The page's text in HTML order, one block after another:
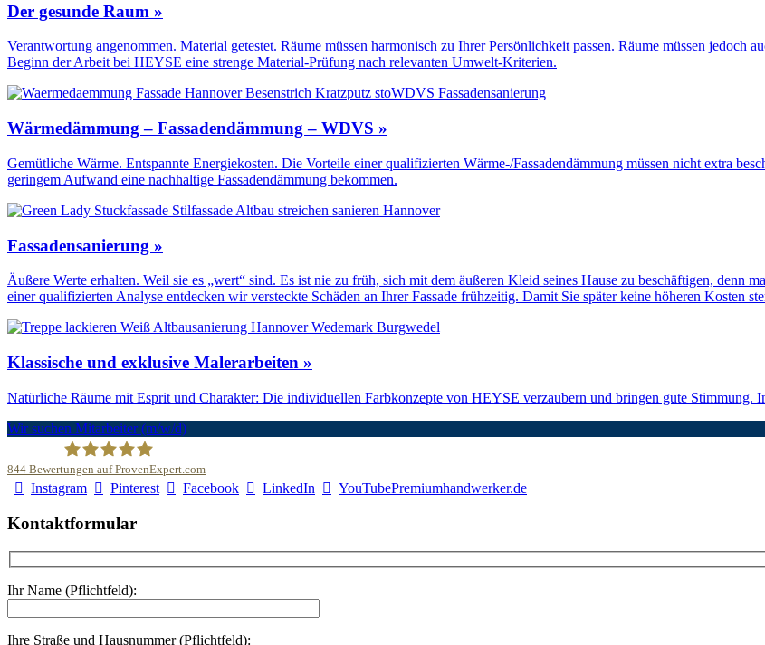
Der gesunde Raum »
Verantwortung angenommen. Material getestet. Räume müssen harmonisch zu Ihrer Persönlichkeit passen. Räume müssen
Beginn der Arbeit bei HEYSE eine strenge Material-Prüfung nach relevanten Umwelt-Kriterien.
Wärmedämmung – Fassadendämmung – WDVS »
Gemütliche Wärme. Entspannte Energiekosten. Die Vorteile einer qualifizierten Wärme-/Fassadendämmung müssen nicht extra
geringem Aufwand eine nachhaltige Fassadendämmung bekommen.
Fassadensanierung »
Äußere Werte erhalten. Weil sie es „wert“ sind. Es ist nie zu früh, sich mit dem äußeren Kleid seines Hause zu beschäftigen, denn
einer qualifizierten Analyse entdecken wir versteckte Schäden an Ihrer Fassade frühzeitig. Damit Sie später keine höheren Kosten
Klassische und exklusive Malerarbeiten »
Natürliche Räume mit Esprit und Charakter: Die individuellen Farbkonzepte von HEYSE verzaubern und bringen gute
Wir suchen Mitarbeiter (m/w/d)
844 Bewertungen auf ProvenExpert.com
Instagram Pinterest Facebook LinkedIn YouTubePremiumhandwerker.de
Kontaktformular
Ihr Name (Pflichtfeld):
Ihre Straße und Hausnummer (Pflichtfeld):